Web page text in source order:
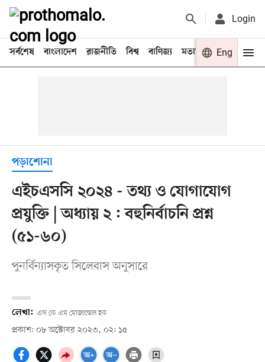
Login
সর্বশেষ বাংলাদেশ রাজনীতি বিশ্ব বাণিজ্য মতামত খেলা
Eng
পড়াশোনা
এইচএসসি ২০২৪ - তথ্য ও যোগাযোগ
প্রযুক্তি | অধ্যায় ২ : বহুনির্বাচনি প্রশ্ন
(৫১-৬০)
পুনর্বিন্যাসকৃত সিলেবাস অনুসারে
লেখা: এস কে এম মোজাম্মেল হক
প্রকাশ: ০৮ অক্টোবর ২০২৩, ০২: ১৫